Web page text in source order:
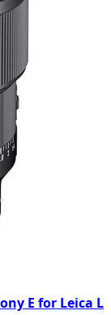
E for Leica L